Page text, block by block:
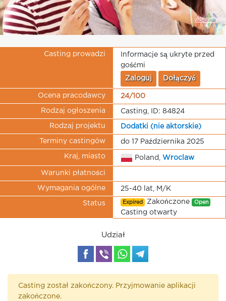
Casting prowadzi
Informacje są ukryte przed
gośćmi
Zaloguj Dołączyć
Ocena pracodawcy 24/100
Rodzaj ogłoszenia Casting, ID: 84824
Rodzaj projektu Dodatki (nie aktorskie)
Terminy castingów do 17 Października 2025
Kraj, miasto Poland, Wroclaw
Warunki płatności
Wymagania ogólne 25-40 lat, M/K
Status Expired Zakończone Open
Casting otwarty
Udział
Casting został zakończony. Przyjmowanie aplikacji
zakończone.